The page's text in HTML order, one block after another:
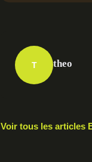
T theo
Voir tous les articles